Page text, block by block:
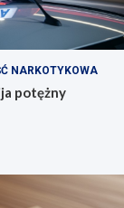
NARKOTYKOWA
potężny